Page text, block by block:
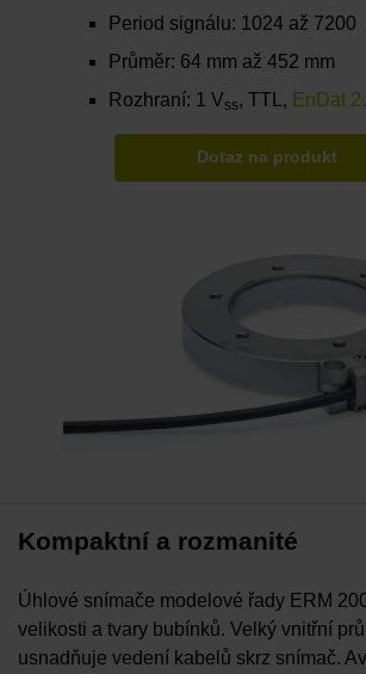
Period signálu: 1024 až 7200
Průměr: 64 mm až 452 mm
Rozhraní: 1 Vss, TTL, EnDat
Dotaz na produkt
Kompaktní a rozmanité
Úhlové snímače modelové řady ERM
velikosti a tvary bubínků. Velký vnitřní
usnadňuje vedení kabelů skrz snímač.